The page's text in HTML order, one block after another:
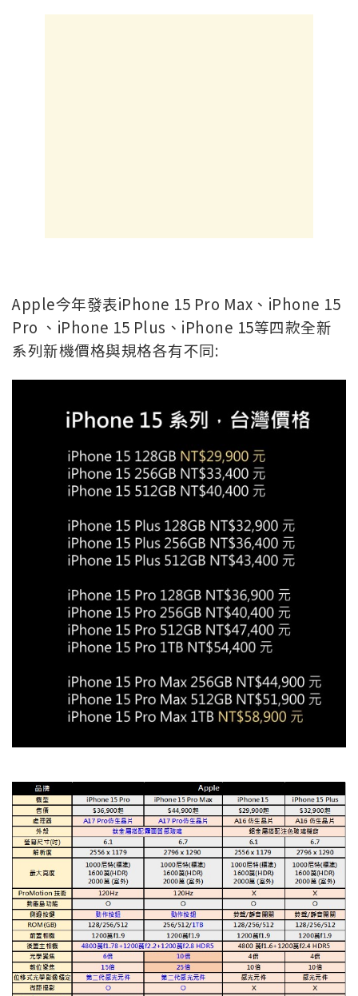
Apple今年發表iPhone 15 Pro Max、iPhone 15
Pro 、iPhone 15 Plus、iPhone 15等四款全新
系列新機價格與規格各有不同: